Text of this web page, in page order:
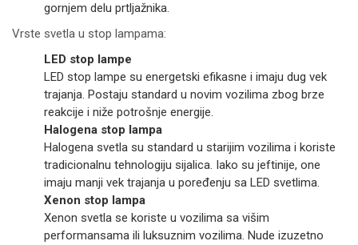
gornjem delu prtljažnika.
Vrste svetla u stop lampama:
LED stop lampe
LED stop lampe su energetski efikasne i imaju dug vek
trajanja. Postaju standard u novim vozilima zbog brze
reakcije i niže potrošnje energije.
Halogena stop lampa
Halogena svetla su standard u starijim vozilima i koriste
tradicionalnu tehnologiju sijalica. Iako su jeftinije, one
imaju manji vek trajanja u poređenju sa LED svetlima.
Xenon stop lampa
Xenon svetla se koriste u vozilima sa višim
performansama ili luksuznim vozilima. Nude izuzetno